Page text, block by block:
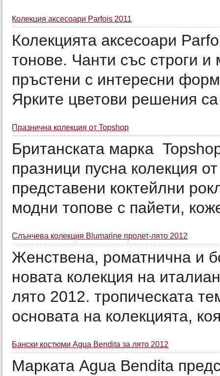
Колекция аксесоари Parfois 2011
Колекцията аксесоари
тонове. Чанти със строги
пръстени с интересни
Ярките цветови решения
Празнична колекция от Topshop
Британската марка
празници пусна колекция
представени коктейлни
модни топове с пайети,
Слънчева колекция Blumarine пролет-лято 2012
Женствена, роматнична и
новата колекция на
лято 2012. тропическата
основата на колекцията,
Бански костюми Agua Bendita за лято 2012
Марката Agua Bendita